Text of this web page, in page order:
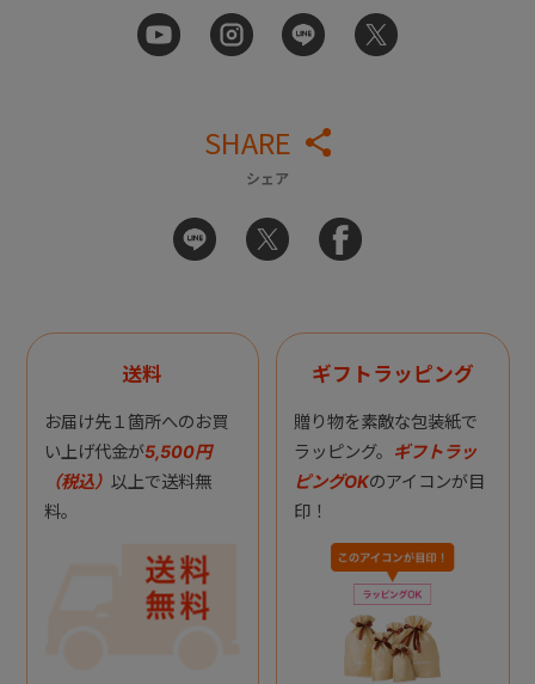
SHARE
シェア
送料
お届け先１箇所へのお買
い上げ代金が5,500円
（税込） 以上で送料無
料。
ギフトラッピング
贈り物を素敵な包装紙で
ラッピング。 ギフトラッ
ピングOKのアイコンが目
印！